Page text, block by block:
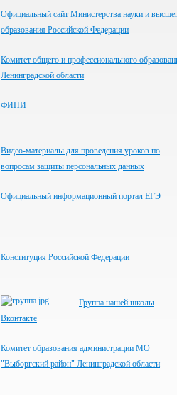
Официальный сайт Министерства науки и
образования Российской Федерации
Комитет общего и профессионального
Ленинградской области
ФИПИ
Видео-материалы для проведения уроков по
вопросам защиты персональных данных
Официальный информационный портал ЕГЭ
Конституция Российской Федерации
Группа нашей школы
Вконтакте
Комитет образования администрации МО
"Выборгский район" Ленинградской области